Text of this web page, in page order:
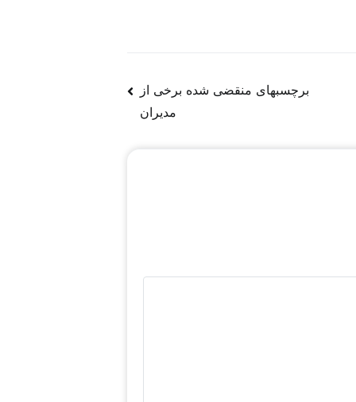
برچسبهای منقضی شده برخی از
مدیران